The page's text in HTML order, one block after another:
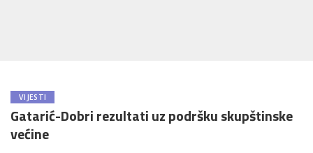
VIJESTI
Gatarić-Dobri rezultati uz podršku skupštinske
većine